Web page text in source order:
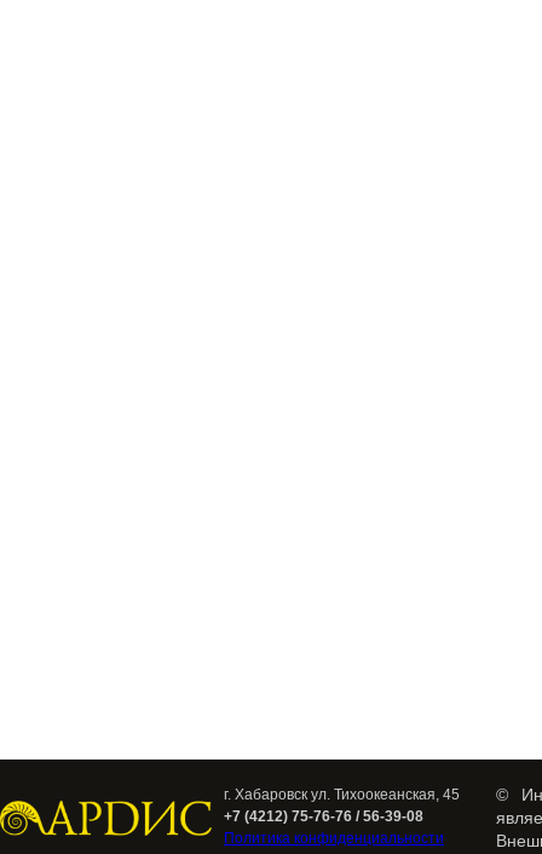
г. Хабаровск ул. Тихоокеанская, 45
+7 (4212) 75-76-76 / 56-39-08
Политика конфиденциальности
©